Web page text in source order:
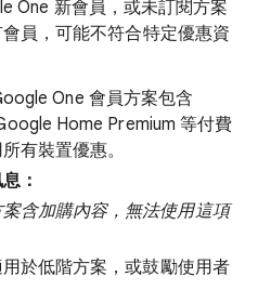
One 新會員，或未訂閱方案
員，可能不符合特定優惠資
One 會員方案包含
Home Premium 等付費
有裝置優惠。
：
案含加購內容，無法使用這項
於低階方案，或鼓勵使用者